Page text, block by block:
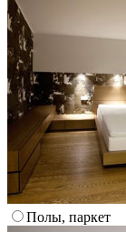
Полы, паркет